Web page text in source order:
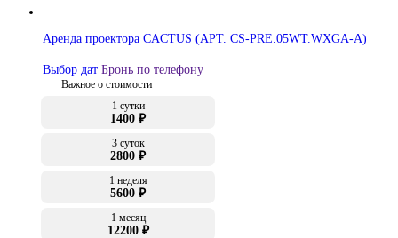
Аренда проектора CACTUS (АРТ. CS-PRE.05WT.WXGA-A)
Выбор дат Бронь по телефону
Важное о стоимости
1 сутки
1400 ₽
3 суток
2800 ₽
1 неделя
5600 ₽
1 месяц
12200 ₽